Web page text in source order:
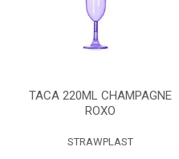
TACA 220ML CHAMPAGNE
ROXO
STRAWPLAST